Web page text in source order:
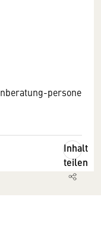
Inhalt
teilen